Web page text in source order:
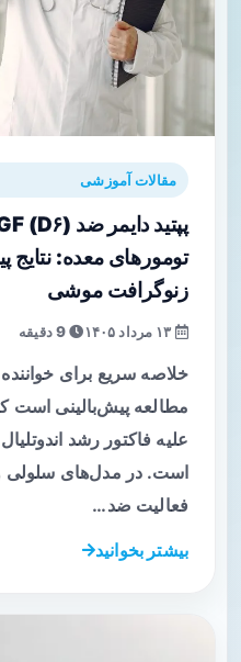
مقالات آموزشی
تومورهای معده: نتایج
زنوگرافت موشی
9 دقیقه
خلاصه سریع برای
است. در مدل‌های سلولی
فعالیت ضد…
بیشتر بخوانید